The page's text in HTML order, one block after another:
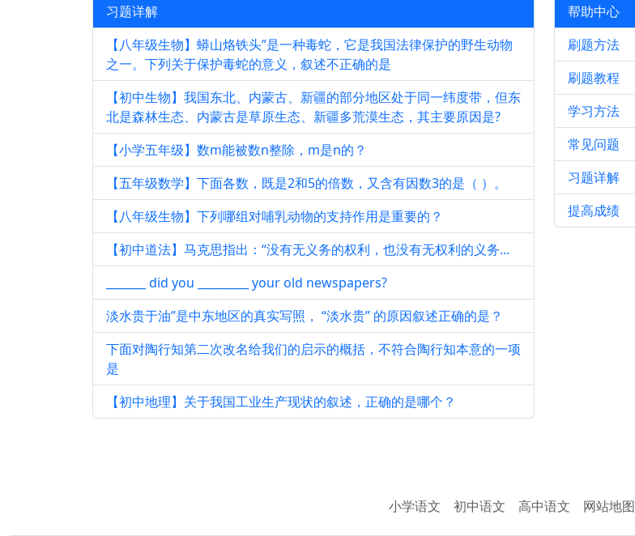
习题详解
【八年级生物】蟒山烙铁头”是一种毒蛇，它是我国法律保护的野生动物
之一。下列关于保护毒蛇的意义，叙述不正确的是
【初中生物】我国东北、内蒙古、新疆的部分地区处于同一纬度带，但东
北是森林生态、内蒙古是草原生态、新疆多荒漠生态，其主要原因是?
【小学五年级】数m能被数n整除，m是n的？
【五年级数学】下面各数，既是2和5的倍数，又含有因数3的是（ ）。
【八年级生物】下列哪组对哺乳动物的支持作用是重要的？
【初中道法】马克思指出：“没有无义务的权利，也没有无权利的义务...
_______ did you _________ your old newspapers?
淡水贵于油”是中东地区的真实写照， “淡水贵” 的原因叙述正确的是？
下面对陶行知第二次改名给我们的启示的概括，不符合陶行知本意的一项
是
【初中地理】关于我国工业生产现状的叙述，正确的是哪个？
帮助中心
刷题方法
刷题教程
学习方法
常见问题
习题详解
提高成绩
小学语文 初中语文 高中语文 网站地图